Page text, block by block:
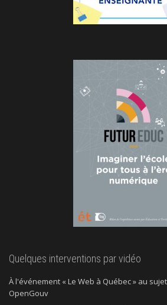
Quelques interventions par vidéo
À l'événement « Le Web à Québec » au
OpenGouv